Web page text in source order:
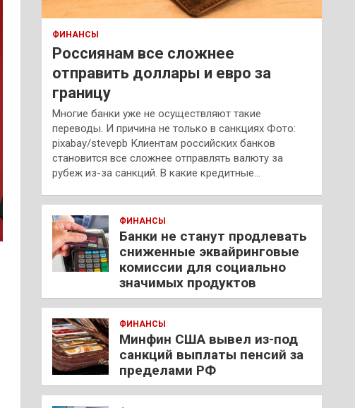
ФИНАНСЫ
Россиянам все сложнее
отправить доллары и евро за
границу
Многие банки уже не осуществляют такие
переводы. И причина не только в санкциях Фото:
pixabay/stevepb Клиентам российских банков
становится все сложнее отправлять валюту за
рубеж из-за санкций. В какие кредитные…
ФИНАНСЫ
Банки не станут продлевать
сниженные эквайринговые
комиссии для социально
значимых продуктов
ФИНАНСЫ
Минфин США вывел из-под
санкций выплаты пенсий за
пределами РФ